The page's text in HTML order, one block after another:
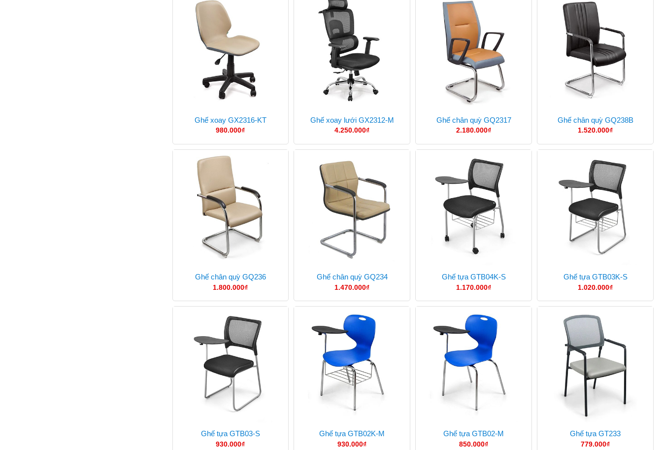
Ghế xoay GX2316-KT
980.000₫
Ghế xoay lưới GX2312-M
4.250.000₫
Ghế chân quỳ GQ2317
2.180.000₫
Ghế chân quỳ GQ238B
1.520.000₫
Ghế chân quỳ GQ236
1.800.000₫
Ghế chân quỳ GQ234
1.470.000₫
Ghế tựa GTB04K-S
1.170.000₫
Ghế tựa GTB03K-S
1.020.000₫
Ghế tựa GTB03-S
930.000₫
Ghế tựa GTB02K-M
930.000₫
Ghế tựa GTB02-M
850.000₫
Ghế tựa GT233
779.000₫